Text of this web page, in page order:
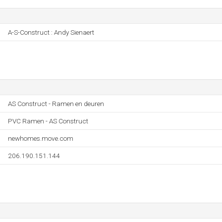
A-S-Construct : Andy Sienaert
AS Construct - Ramen en deuren
PVC Ramen - AS Construct
newhomes.move.com
206.190.151.144